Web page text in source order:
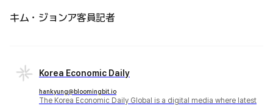
キム・ジョンア客員記者
Korea Economic Daily
hankyung@bloomingbit.io
The Korea Economic Daily Global is a digital media where latest